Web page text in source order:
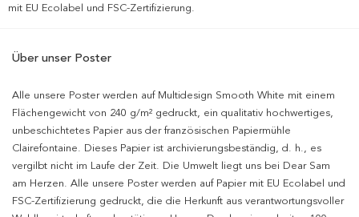
mit EU Ecolabel und FSC-Zertifizierung.
Über unser Poster
Alle unsere Poster werden auf Multidesign Smooth White mit einem
Flächengewicht von 240 g/m² gedruckt, ein qualitativ hochwertiges,
unbeschichtetes Papier aus der französischen Papiermühle
Clairefontaine. Dieses Papier ist archivierungsbeständig, d. h., es
vergilbt nicht im Laufe der Zeit. Die Umwelt liegt uns bei Dear Sam
am Herzen. Alle unsere Poster werden auf Papier mit EU Ecolabel und
FSC-Zertifizierung gedruckt, die die Herkunft aus verantwortungsvoller